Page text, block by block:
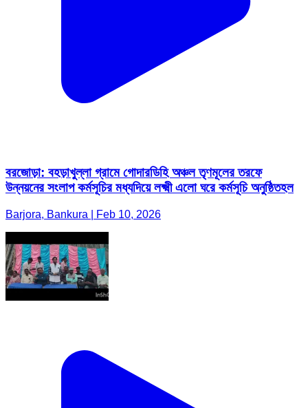
বরজোড়া: বহড়াখুল্লা গ্রামে গোদারডিহি অঞ্চল তৃণমূলের তরফে
উন্নয়নের সংলাপ কর্মসূচির মধ্যদিয়ে লক্ষ্মী এলো ঘরে কর্মসূচি অনুষ্ঠিতহল
Barjora, Bankura | Feb 10, 2026